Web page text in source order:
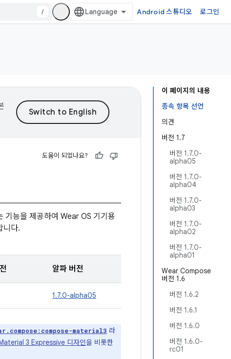
/ Android 스튜디오 로그인
이 페이지의 내용
종속 항목 선언
의견
버전 1.7
버전 1.7.0-
alpha05
버전 1.7.0-
alpha04
버전 1.7.0-
alpha03
버전 1.7.0-
alpha02
버전 1.7.0-
alpha01
Wear Compose
버전 1.6
버전 1.6.2
버전 1.6.1
버전 1.6.0
버전 1.6.0-
rc01
도움이 되었나요?
기능을 제공하여 Wear OS 기기용
니다.
알파 버전
1.7.0-alpha05
material3 라
3 Expressive 디자인을 비롯한